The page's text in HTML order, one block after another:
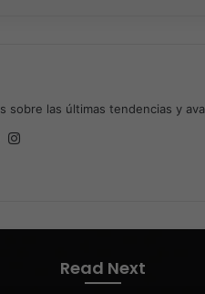
sobre las últimas tendencias y
YouTube
Read Next